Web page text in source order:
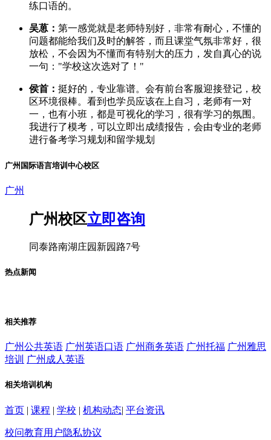
练口语的。
吴葸： 第一感觉就是老师特别好，非常有耐心，不懂的
问题都能给我们及时的解答，而且课堂气氛非常好，很
放松，不会因为不懂而有特别大的压力，发自真心的说
一句："学校这次选对了！"
侯首： 挺好的，专业靠谱。会有前台客服迎接登记，校
区环境很棒。看到也学员应该在上自习，老师有一对
一，也有小班，都是可视化的学习，很有学习的氛围。
我进行了模考，可以立即出成绩报告，会由专业的老师
进行备考学习规划和留学规划
广州国际语言培训中心校区
广州
广州校区立即咨询
同泰路南湖庄园新园路7号
热点新闻
相关推荐
广州公共英语 广州英语口语 广州商务英语 广州托福 广州雅思
培训
广州成人英语
相关培训机构
首页 | 课程 | 学校 | 机构动态| 平台资讯
校问教育用户隐私协议